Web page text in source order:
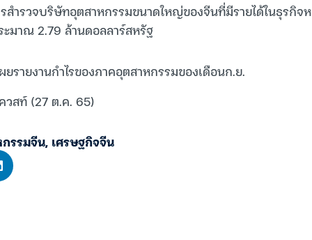
สำรวจบริษัทอุตสาหกรรมขนาดใหญ่ของจีนที่มีรายได้ในธุรกิจ
มาณ 2.79 ล้านดอลลาร์สหรัฐ
ยรายงานกำไรของภาคอุตสาหกรรมของเดือนก.ย.
วสท์ (27 ต.ค. 65)
รรมจีน, เศรษฐกิจจีน